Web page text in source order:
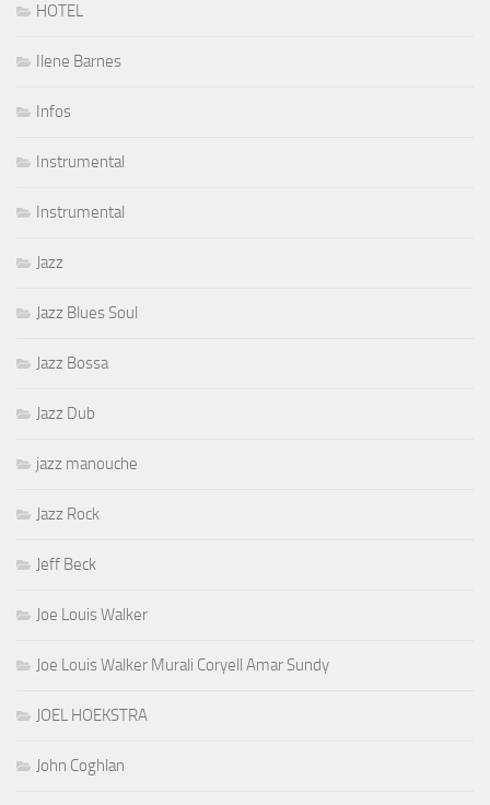
HOTEL
Ilene Barnes
Infos
Instrumental
Instrumental
Jazz
Jazz Blues Soul
Jazz Bossa
Jazz Dub
jazz manouche
Jazz Rock
Jeff Beck
Joe Louis Walker
Joe Louis Walker Murali Coryell Amar Sundy
JOEL HOEKSTRA
John Coghlan